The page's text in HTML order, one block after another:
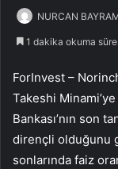
NURCAN
1 dakika okuma
ForInvest –
Takeshi
Bankası’nın son
dirençli olduğunu
sonlarında faiz